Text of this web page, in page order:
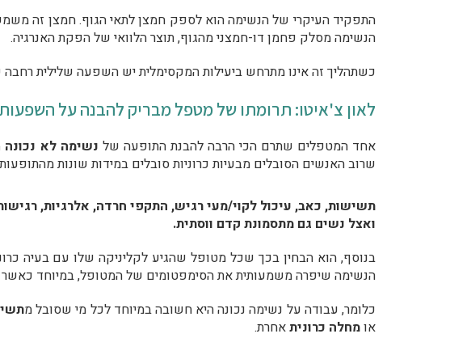
התפקיד העיקרי של הנשימה הוא לספק חמצן לתאי הגוף. חמצן זה
הנשימה מסלק פחמן דו-חמצני מהגוף, תוצר הלוואי של הפקת האנרגיה.
כשתהליך זה אינו מתרחש ביעילות המקסימלית יש השפעה שלילית רחבה
לאון צ'איטו: תרומתו של מטפל מבריק להבנה על
אחד המטפלים שתרם הכי הרבה להבנת התופעה של נשימה לא נכונה
שרוב האנשים הסובלים מבעיות כרוניות סובלים במידות שונות
תשישות, כאב, עיכול לקוי/מעי רגיש, התקפי חרדה, אלרגיות,
ואצל נשים גם מתסמונת קדם ווסתית.
בנוסף, הוא הבחין בכך שכל מטופל שהגיע לקליניקה שלו עם בעיה
הנשימה שיפרה משמעותית את הסימפטומים של המטופל, במיוחד כאשר
כלומר, עבודה על נשימה נכונה היא חשובה במיוחד לכל מי שסובל מ
אומחלה כרוניתאחרת.